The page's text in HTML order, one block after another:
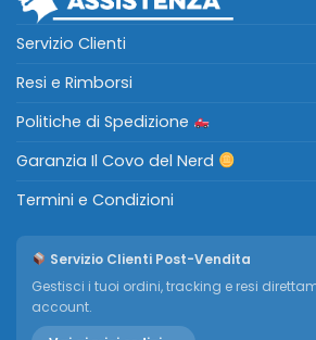
Servizio Clienti
Resi e Rimborsi
Politiche di Spedizione
Garanzia Il Covo del Nerd
Termini e Condizioni
Servizio Clienti Post-Vendita
Gestisci i tuoi ordini, tracking e resi
account.